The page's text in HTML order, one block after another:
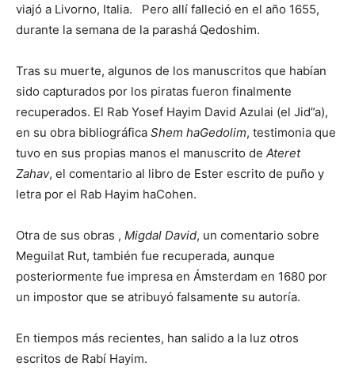
viajó a Livorno, Italia. Pero allí falleció en el año 1655,
durante la semana de la parashá Qedoshim.
Tras su muerte, algunos de los manuscritos que habían
sido capturados por los piratas fueron finalmente
recuperados. El Rab Yosef Hayim David Azulai (el Jid”a),
en su obra bibliográfica Shem haGedolim, testimonia que
tuvo en sus propias manos el manuscrito de Ateret
Zahav, el comentario al libro de Ester escrito de puño y
letra por el Rab Hayim haCohen.
Otra de sus obras , Migdal David, un comentario sobre
Meguilat Rut, también fue recuperada, aunque
posteriormente fue impresa en Ámsterdam en 1680 por
un impostor que se atribuyó falsamente su autoría.
En tiempos más recientes, han salido a la luz otros
escritos de Rabí Hayim.